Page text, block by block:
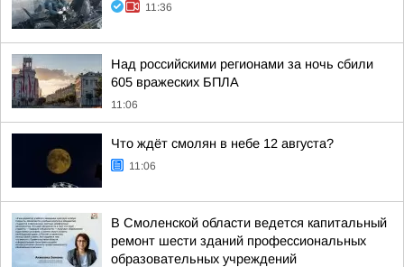
11:36
Над российскими регионами за ночь сбили
605 вражеских БПЛА
11:06
Что ждёт смолян в небе 12 августа?
11:06
В Смоленской области ведется капитальный
ремонт шести зданий профессиональных
образовательных учреждений